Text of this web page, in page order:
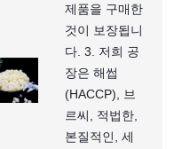
제품을 구매한
것이 보장됩니
다. 3. 저희 공
장은 해썹
(HACCP), 브
르씨, 적법한,
본질적인, 세